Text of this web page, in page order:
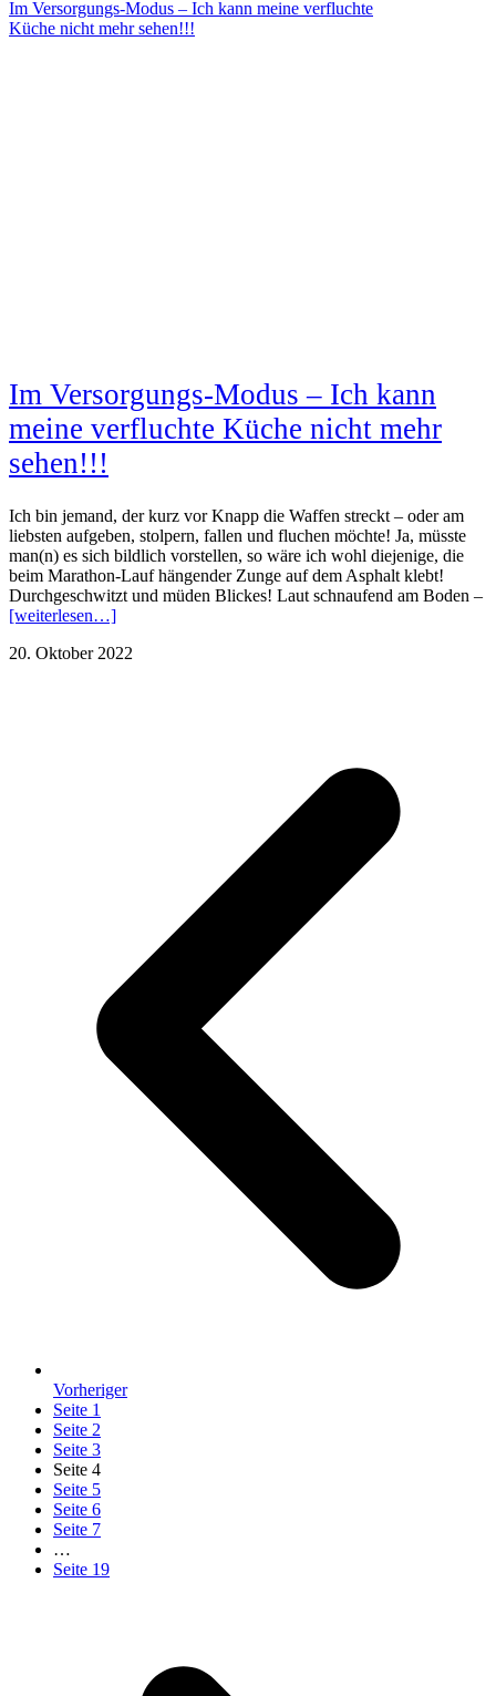
Im Versorgungs-Modus – Ich kann meine verfluchte
Küche nicht mehr sehen!!!
Im Versorgungs-Modus – Ich kann
meine verfluchte Küche nicht mehr
sehen!!!
Ich bin jemand, der kurz vor Knapp die Waffen streckt – oder am
liebsten aufgeben, stolpern, fallen und fluchen möchte! Ja, müsste
man(n) es sich bildlich vorstellen, so wäre ich wohl diejenige, die
beim Marathon-Lauf hängender Zunge auf dem Asphalt klebt!
Durchgeschwitzt und müden Blickes! Laut schnaufend am Boden –
[weiterlesen…]
20. Oktober 2022
Vorheriger
Seite 1
Seite 2
Seite 3
Seite 4
Seite 5
Seite 6
Seite 7
…
Seite 19